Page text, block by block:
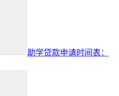
助学贷款申请时间表：